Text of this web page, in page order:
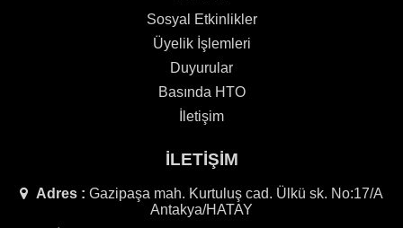
Sosyal Etkinlikler
Üyelik İşlemleri
Duyurular
Basında HTO
İletişim
İLETİŞİM
Adres : Gazipaşa mah. Kurtuluş cad. Ülkü sk. No:17/A
Antakya/HATAY